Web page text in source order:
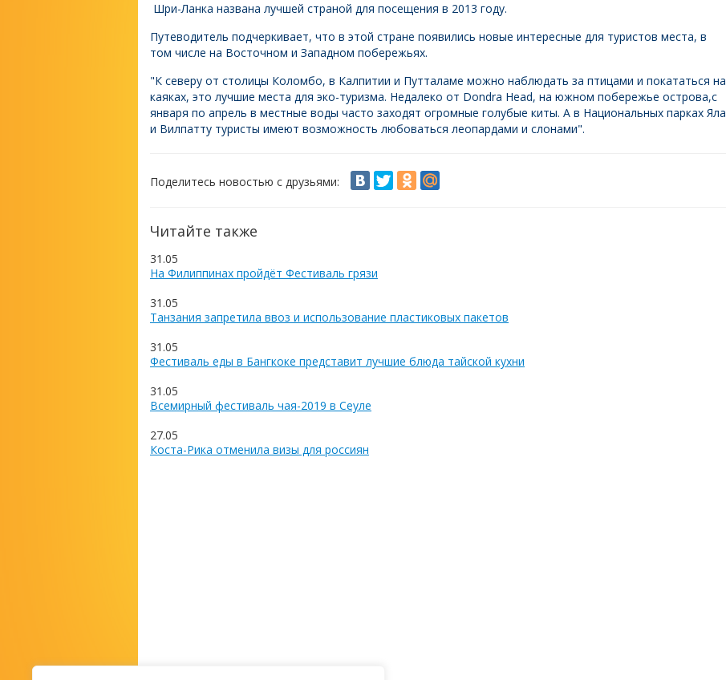
Шри-Ланка названа лучшей страной для посещения в 2013 году.
Путеводитель подчеркивает, что в этой стране появились новые интересные для туристов места, в
том числе на Восточном и Западном побережьях.
"К северу от столицы Коломбо, в Калпитии и Путталаме можно наблюдать за птицами и покататься на
каяках, это лучшие места для эко-туризма. Недалеко от Dondra Head, на южном побережье острова,с
января по апрель в местные воды часто заходят огромные голубые киты. А в Национальных парках Яла
и Вилпатту туристы имеют возможность любоваться леопардами и слонами".
Поделитесь новостью с друзьями:
Читайте также
31.05
На Филиппинах пройдёт Фестиваль грязи
31.05
Танзания запретила ввоз и использование пластиковых пакетов
31.05
Фестиваль еды в Бангкоке представит лучшие блюда тайской кухни
31.05
Всемирный фестиваль чая-2019 в Сеуле
27.05
Коста-Рика отменила визы для россиян